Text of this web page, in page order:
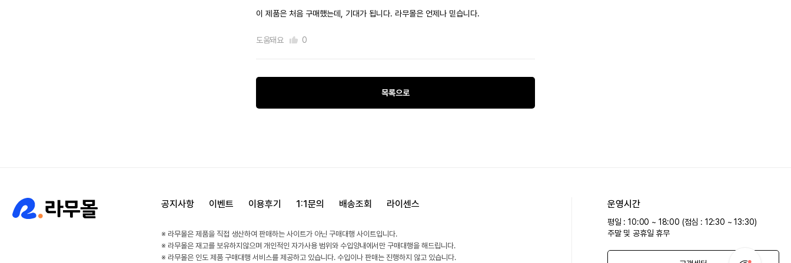
이 제품은 처음 구매했는데, 기대가 됩니다. 라무몰은 언제나 믿습니다.
도움돼요 0
목록으로
공지사항 이벤트 이용후기 1:1문의 배송조회 라이센스
※ 라무몰은 제품을 직접 생산하여 판매하는 사이트가 아닌 구매대행 사이트입니다.
※ 라무몰은 재고를 보유하지않으며 개인적인 자가사용 범위와 수입양내에서만 구매대행을 해드립니다.
※ 라무몰은 인도 제품 구매대행 서비스를 제공하고 있습니다. 수입이나 판매는 진행하지 않고 있습니다.
운영시간
평일 : 10:00 ~ 18:00 (점심 : 12:30 ~ 13:30)
주말 및 공휴일 휴무